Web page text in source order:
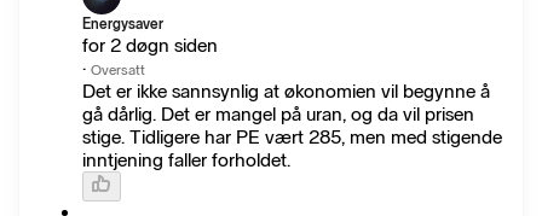
Energysaver
for 2 døgn siden
· Oversatt
Det er ikke sannsynlig at økonomien vil begynne å
gå dårlig. Det er mangel på uran, og da vil prisen
stige. Tidligere har PE vært 285, men med stigende
inntjening faller forholdet.